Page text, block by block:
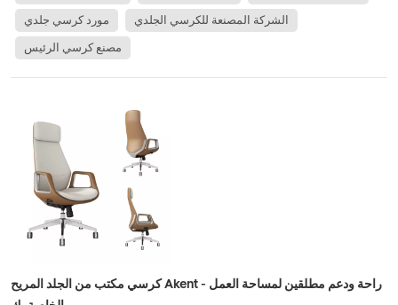
مورد كرسي جلدي الشركة المصنعة للكرسي الجلدي
مصنع كرسي الرئيس
كرسي مكتب من الجلد المريح Akent - راحة ودعم مطلقين لمساحة العمل